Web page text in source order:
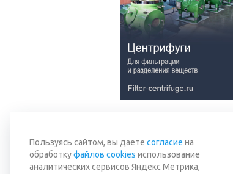
Вернуться к списку
Пользуясь сайтом, вы даете согласие на
обработкуфайлов cookies использование
аналитических сервисов Яндекс Метрика,